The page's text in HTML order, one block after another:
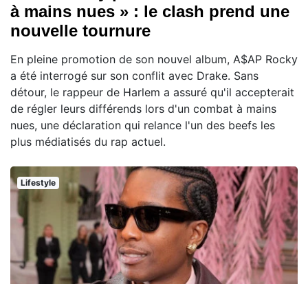
à mains nues » : le clash prend une
nouvelle tournure
En pleine promotion de son nouvel album, A$AP Rocky
a été interrogé sur son conflit avec Drake. Sans
détour, le rappeur de Harlem a assuré qu'il accepterait
de régler leurs différends lors d'un combat à mains
nues, une déclaration qui relance l'un des beefs les
plus médiatisés du rap actuel.
Lifestyle